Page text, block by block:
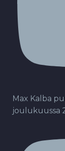
Max Kalba
joulukuussa